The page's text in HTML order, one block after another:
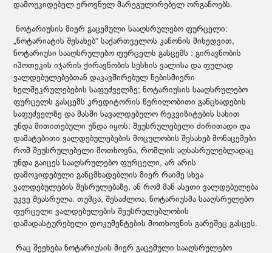
დამოუკიდებელ ეროვნულ მარეგულირებელ ორგანოებს.
ნოტარიუსის მიერ გაცემული სააღსრულებო ფურცელი:
„ნოტარიატის შესახებ“ საქართველოს კანონის მიხედვით,
ნოტარიუსი სააღსრულებო ფურცელს გასცემს : გირავნობის
იპოთეკის იჯარის ქირავნობის სესხის ვალისა და ფულად
ვალდებულებებთან დაკავშირებულ ნებისმიერი
ხელშეკრულებების საფუძველზე; ნოტარიუსის სააღსრულებო
ფურცელს გასცემს კრედიტორის წერილობითი განცხადების
საფუძველზე და მასში სავალდებულო რეკვიზიტების სახით
უნდა მითითებული უნდა იყოს: შეუსრულებელი ძირითადი და
დამატებითი ვალდებულებების მოცულობის შესახებ მონაცემები
რომ შეუსრულებელი მოთხოვნა, რომლის აღსასრულებლადაც
უნდა გაიცეს სააღსრულებო ფურცელი, არ არის
დამოკიდებული განცმხადებლის მიერ რაიმე სხვა
ვალდებულების შესრულებაზე, ან რომ მან ასეთი ვალდებულება
უკვე შეასრულა. თუმცა, შესაძლოა, ნოტარიუსმა სააღსრულებო
ფურცელი ვალდებულების შეუსრულებლობის
დამადასტურებელი დოკუმენტების მოთხოვნის გარეშეც გასცეს.
რაც შეეხება ნოტარიუსის მიერ გაცემული სააღსრულებო